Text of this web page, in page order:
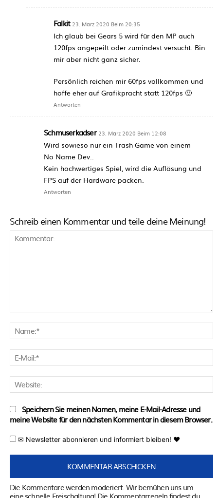
Falkit 23. März 2020 Beim 20:35
Ich glaub bei Gears 5 wird für den MP auch
120fps angepeilt oder zumindest versucht. Bin
mir aber nicht ganz sicher.
Persönlich reichen mir 60fps vollkommen und
hoffe eher auf Grafikpracht statt 120fps 🙂
Antworten
Schmuserkadser 23. März 2020 Beim 12:08
Wird sowieso nur ein Trash Game von einem
No Name Dev..
Kein hochwertiges Spiel, wird die Auflösung und
FPS auf der Hardware packen.
Antworten
Schreib einen Kommentar und teile deine Meinung!
Speichern Sie meinen Namen, meine E-Mail-Adresse und
meine Website für den nächsten Kommentar in diesem Browser.
✉ Newsletter abonnieren und informiert bleiben! ♥
Die Kommentare werden moderiert. Wir bemühen uns um
eine schnelle Freischaltung! Die Kommentarregeln findest du